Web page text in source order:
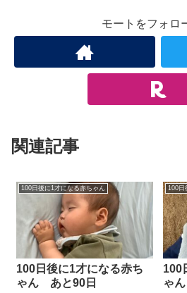
モートをフォロ
関連記事
100日後に1才になる赤ちゃん
100日後に1才になる赤ち
ゃん あと90日
100日
100
ゃ